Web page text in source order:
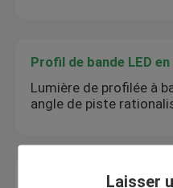
Laisser
Profil de bande LED
Lumière de profilée à
angle de piste
Profil de la jupe en